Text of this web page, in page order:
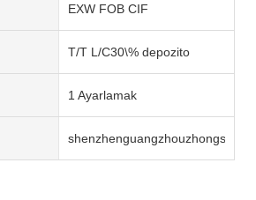
EXW FOB CIF
T/T L/C30\% depozito
1 Ayarlamak
shenzhenguangzhouzhongshan